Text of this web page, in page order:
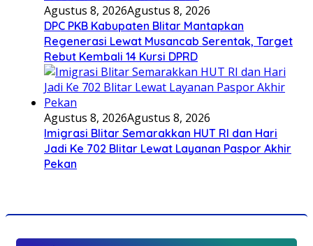
Agustus 8, 2026Agustus 8, 2026
DPC PKB Kabupaten Blitar Mantapkan
Regenerasi Lewat Musancab Serentak, Target
Rebut Kembali 14 Kursi DPRD
Agustus 8, 2026Agustus 8, 2026
Imigrasi Blitar Semarakkan HUT RI dan Hari
Jadi Ke 702 Blitar Lewat Layanan Paspor Akhir
Pekan